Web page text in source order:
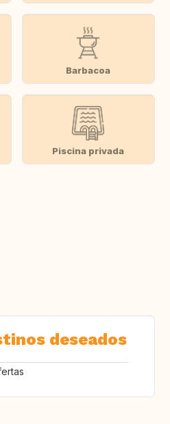
Barbacoa
Piscina privada
deseados